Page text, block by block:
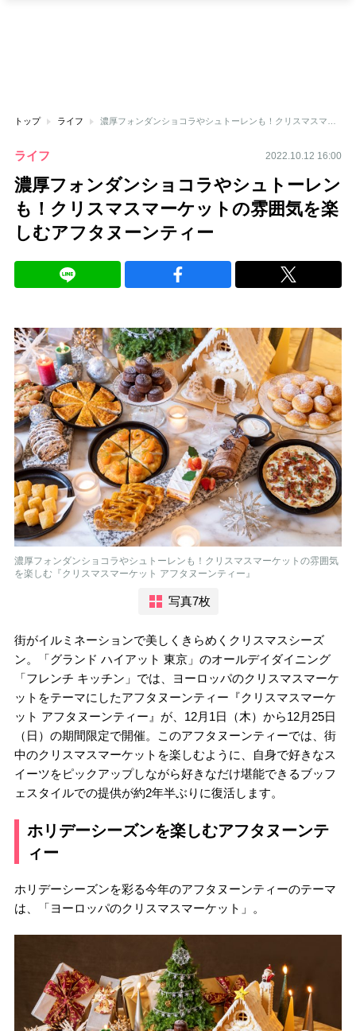
トップ ライフ
ライフ 2022.10.12 16:00
濃厚フォンダンショコラやシュトーレン
も！クリスマスマーケットの雰囲気を楽
しむアフタヌーンティー
濃厚フォンダンショコラやシュトーレンも！クリスマスマーケットの雰囲気
を楽しむ『クリスマスマーケット アフタヌーンティー』
写真7枚
街がイルミネーションで美しくきらめくクリスマスシーズ
ン。「グランド ハイアット 東京」のオールデイダイニング
「フレンチ キッチン」では、ヨーロッパのクリスマスマーケ
ットをテーマにしたアフタヌーンティー『クリスマスマーケ
ット アフタヌーンティー』が、12月1日（木）から12月25日
（日）の期間限定で開催。このアフタヌーンティーでは、街
中のクリスマスマーケットを楽しむように、自身で好きなス
イーツをピックアップしながら好きなだけ堪能できるブッフ
ェスタイルでの提供が約2年半ぶりに復活します。
ホリデーシーズンを楽しむアフタヌーンテ
ィー
ホリデーシーズンを彩る今年のアフタヌーンティーのテーマ
は、「ヨーロッパのクリスマスマーケット」。